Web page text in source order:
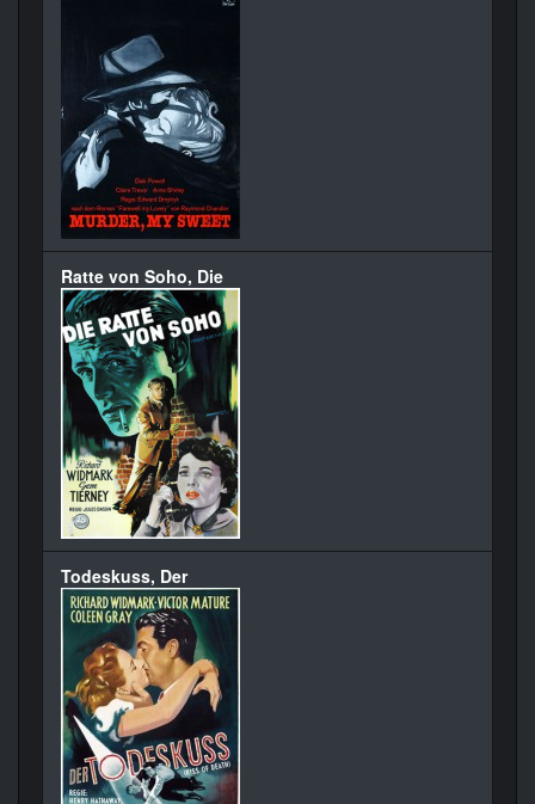
Ratte von Soho, Die
Todeskuss, Der